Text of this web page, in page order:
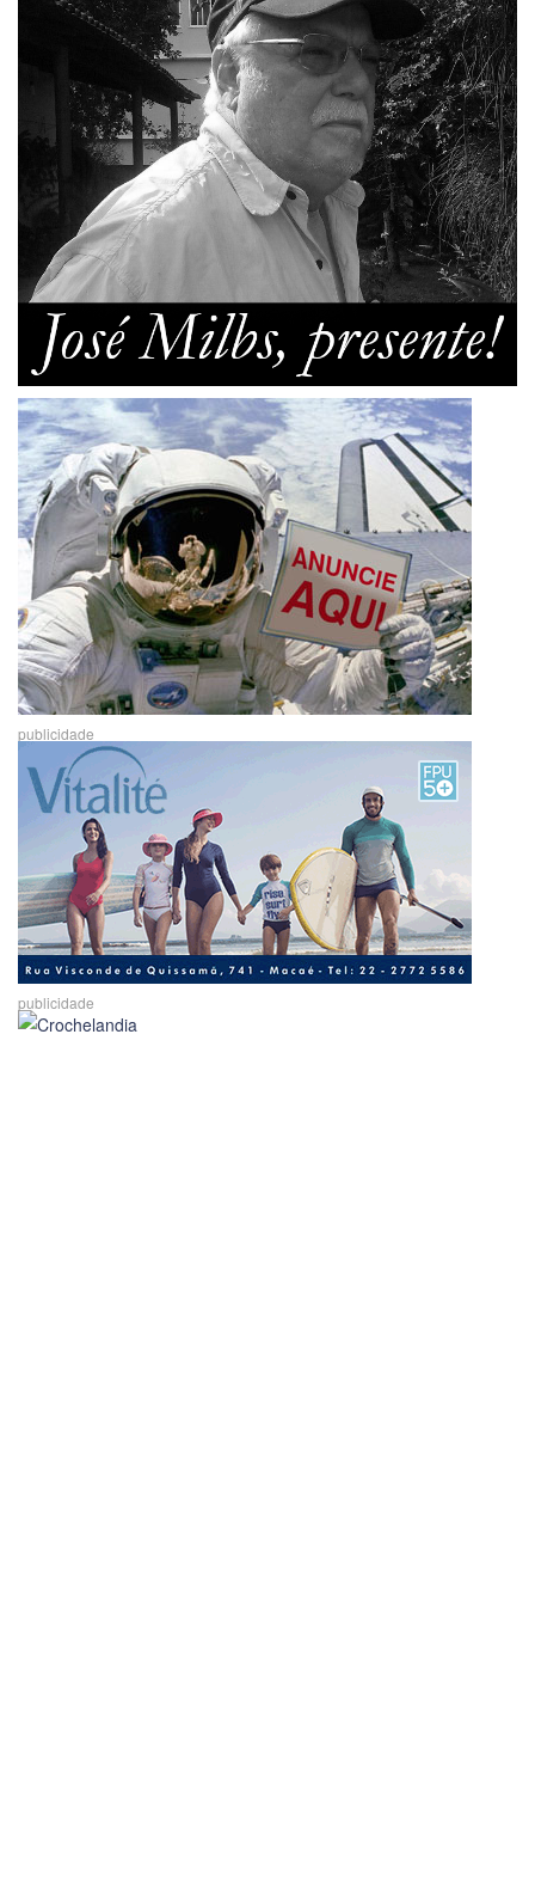
publicidade
publicidade